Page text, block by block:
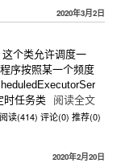
2020年3月2日
个类允许调度一
序按照某一个频度
时任务类
阅读全文
阅读(414) 评论(0) 推荐(0)
2020年2月20日